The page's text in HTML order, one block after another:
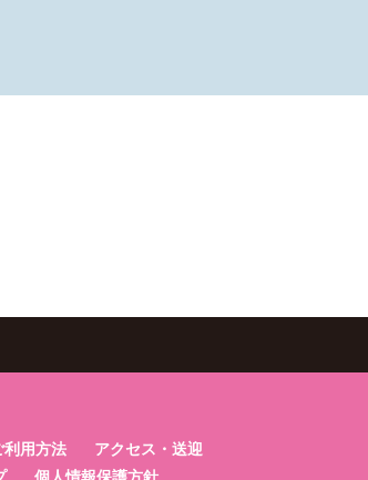
利用方法
アクセス・送迎